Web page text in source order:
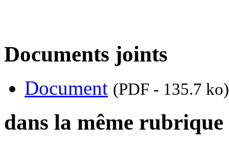
Documents joints
Document (PDF - 135.7 ko)
dans la même rubrique